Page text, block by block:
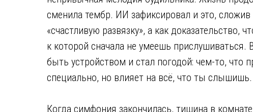
сменила тембр. ИИ зафиксировал и это,
«счастливую развязку», а как доказательство,
к которой сначала не умеешь прислушиваться.
быть устройством и стал погодой: чем-то, что
специально, но влияет на всё, что ты слышишь.
Когда симфония закончилась, тишина в